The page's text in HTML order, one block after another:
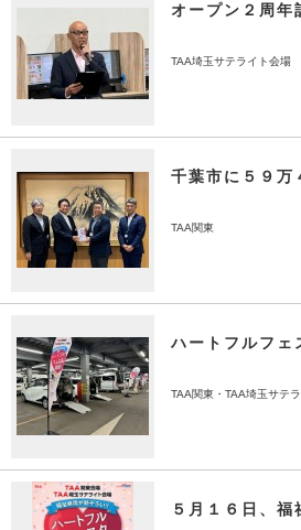
オープン２周年
TAA埼玉サテライト会場
千葉市に５９万
TAA関東
ハートフルフェ
TAA関東・TAA埼玉サテ
５月１６日、